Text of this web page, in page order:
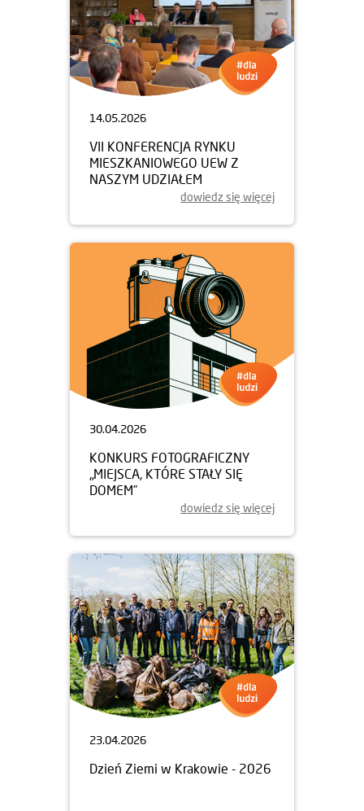
14.05.2026
VII KONFERENCJA RYNKU
MIESZKANIOWEGO UEW Z
NASZYM UDZIAŁEM
dowiedz się więcej
30.04.2026
KONKURS FOTOGRAFICZNY
„MIEJSCA, KTÓRE STAŁY SIĘ
DOMEM”
dowiedz się więcej
23.04.2026
Dzień Ziemi w Krakowie - 2026